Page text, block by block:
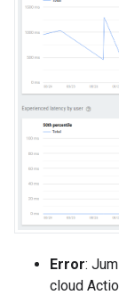
Error:
cloud